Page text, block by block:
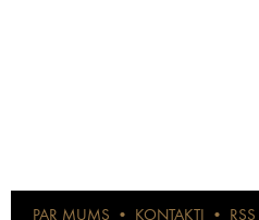
PAR MUMS • KONTAKTI • RSS